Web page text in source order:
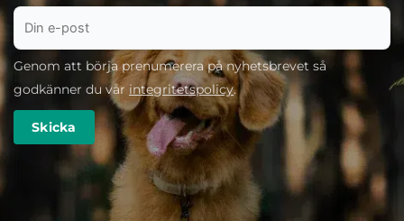
Genom att börja prenumerera på nyhetsbrevet så
godkänner du vår integritetspolicy.